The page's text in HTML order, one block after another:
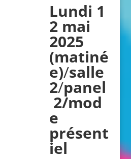
Lundi 1
2 mai
2025
(matiné
e)/salle
2/panel
2/mod
e
présent
iel